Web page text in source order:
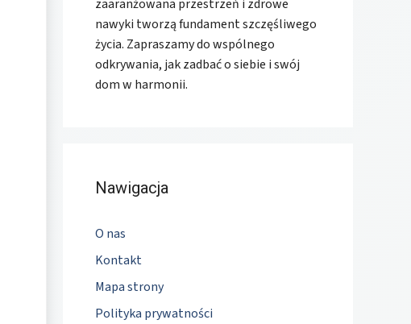
zaaranżowana przestrzeń i zdrowe
nawyki tworzą fundament szczęśliwego
życia. Zapraszamy do wspólnego
odkrywania, jak zadbać o siebie i swój
dom w harmonii.
Nawigacja
O nas
Kontakt
Mapa strony
Polityka prywatności